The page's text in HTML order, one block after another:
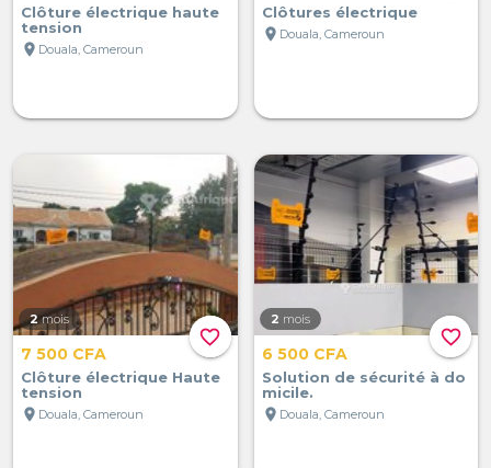
Clôture électrique haute
tension
location_on Douala, Cameroun
Clôtures électrique
location_on Douala, Cameroun
favorite_border
2 mois
7 500 CFA
Clôture électrique Haute
tension
location_on Douala, Cameroun
favorite_border
2 mois
6 500 CFA
Solution de sécurité à do
micile.
location_on Douala, Cameroun